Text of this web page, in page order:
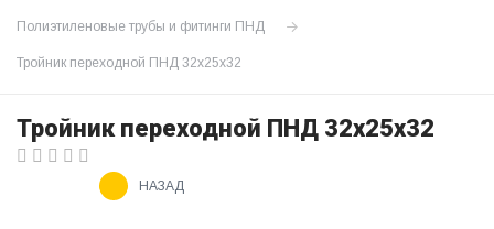
Полиэтиленовые трубы и фитинги ПНД
Тройник переходной ПНД 32х25х32
Тройник переходной ПНД 32х25х32
НАЗАД